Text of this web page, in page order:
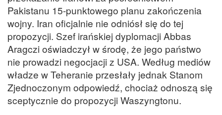
Pakistanu 15-punktowego planu zakończenia
wojny. Iran oficjalnie nie odniósł się do tej
propozycji. Szef irańskiej dyplomacji Abbas
Aragczi oświadczył w środę, że jego państwo
nie prowadzi negocjacji z USA. Według mediów
władze w Teheranie przesłały jednak Stanom
Zjednoczonym odpowiedź, chociaż odnoszą się
sceptycznie do propozycji Waszyngtonu.